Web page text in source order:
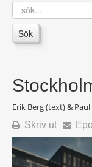
sök...
Sök
Erik Berg (text) &
Skriv ut